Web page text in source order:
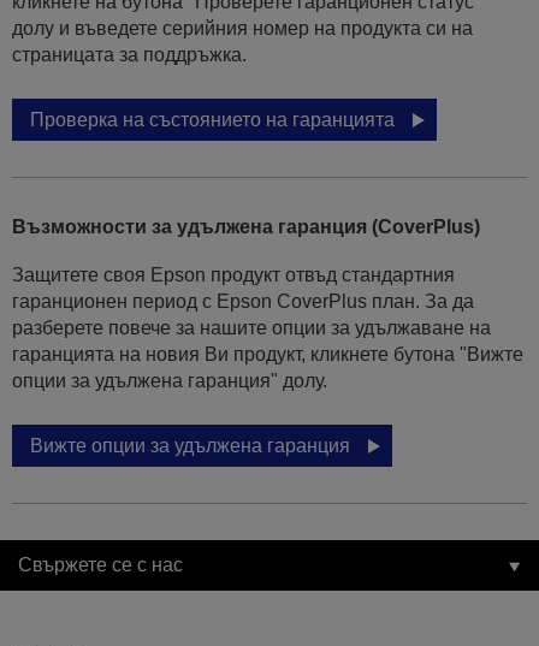
долу и въведете серийния номер на продукта си на
страницата за поддръжка.
Проверка на състоянието на гаранцията
Възможности за удължена гаранция (CoverPlus)
Защитете своя Epson продукт отвъд стандартния
гаранционен период с Epson CoverPlus план. За да
разберете повече за нашите опции за удължаване на
гаранцията на новия Ви продукт, кликнете бутона "Вижте
опции за удължена гаранция" долу.
Вижте опции за удължена гаранция
Свържете се с нас